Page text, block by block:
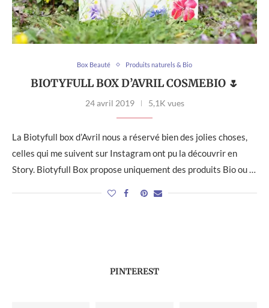
Box Beauté Produits naturels & Bio
BIOTYFULL BOX D’AVRIL COSMEBIO 🌷
24 avril 2019 5,1K vues
La Biotyfull box d’Avril nous a réservé bien des jolies choses,
celles qui me suivent sur Instagram ont pu la découvrir en
Story. Biotyfull Box propose uniquement des produits Bio ou …
PINTEREST